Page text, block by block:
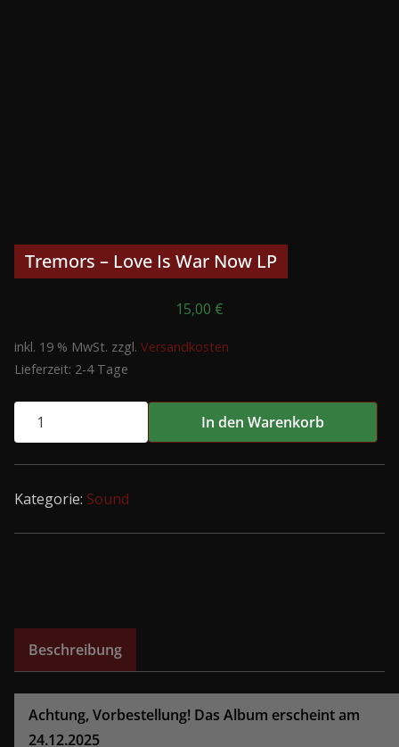
Tremors – Love Is War Now LP
15,00 €
inkl. 19 % MwSt. zzgl. Versandkosten
Lieferzeit: 2-4 Tage
Tremors
-
Love
Now
In den Warenkorb
Kategorie: Sound
Beschreibung
Achtung, Vorbestellung! Das Album erscheint am
24.12.2025